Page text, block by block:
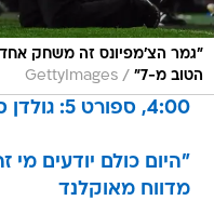
הטוב מ-7"
/
GettyImages
4:00, ספורט 5: גולדן סטייט - קליבלנד, משחק 1
"היום כולם יודעים
מדווח מאוקלנד